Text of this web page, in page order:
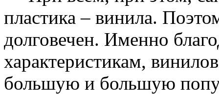
пластика – винила.
долговечен. Именно
характеристикам,
большую и большую